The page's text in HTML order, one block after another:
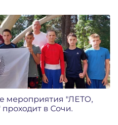
мероприятия "ЛЕТО,
в Сочи.